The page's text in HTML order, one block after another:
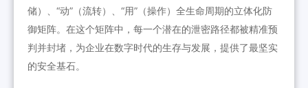
储）、“动”（流转）、“用”（操作）全生命周期的立体化防
御矩阵。在这个矩阵中，每一个潜在的泄密路径都被精准预
判并封堵，为企业在数字时代的生存与发展，提供了最坚实
的安全基石。